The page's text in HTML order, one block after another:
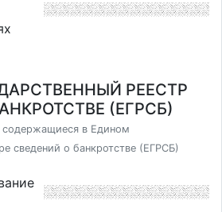
РЕЕСТР
(ЕГРСБ)
в Едином
сведений о банкротстве (ЕГРСБ)